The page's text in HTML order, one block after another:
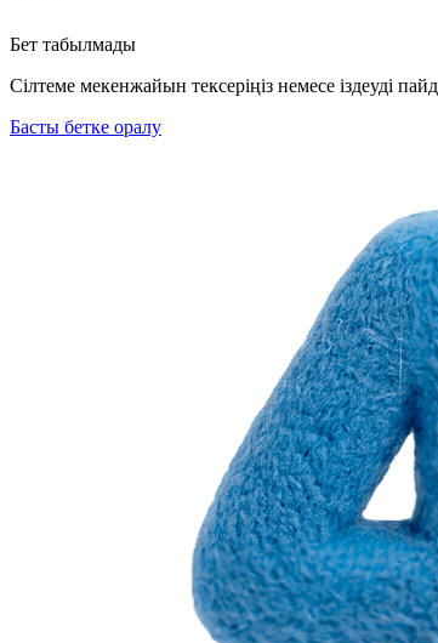
Бет табылмады
Сілтеме мекенжайын тексеріңіз немесе іздеуді
Басты бетке оралу